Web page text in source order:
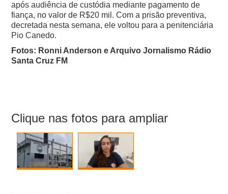
após audiência de custódia mediante pagamento de
fiança, no valor de R$20 mil. Com a prisão preventiva,
decretada nesta semana, ele voltou para a penitenciária
Pio Canedo.
Fotos: Ronni Anderson e Arquivo Jornalismo Rádio
Santa Cruz FM
Clique nas fotos para ampliar